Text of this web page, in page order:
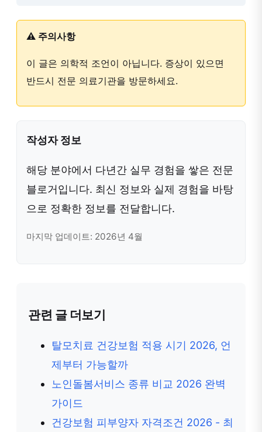
⚠️ 주의사항
이 글은 의학적 조언이 아닙니다. 증상이 있으면
반드시 전문 의료기관을 방문하세요.
작성자 정보
해당 분야에서 다년간 실무 경험을 쌓은 전문
블로거입니다. 최신 정보와 실제 경험을 바탕
으로 정확한 정보를 전달합니다.
마지막 업데이트: 2026년 4월
관련 글 더보기
탈모치료 건강보험 적용 시기 2026, 언
제부터 가능할까
노인돌봄서비스 종류 비교 2026 완벽
가이드
건강보험 피부양자 자격조건 2026 - 최